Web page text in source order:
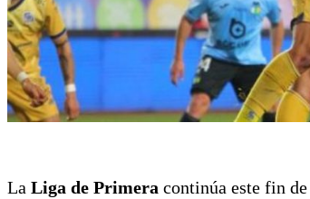
La Liga de Primera continúa este fin